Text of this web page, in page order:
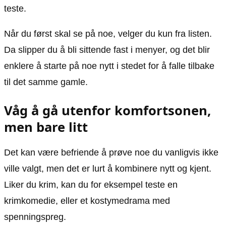
teste.
Når du først skal se på noe, velger du kun fra listen.
Da slipper du å bli sittende fast i menyer, og det blir
enklere å starte på noe nytt i stedet for å falle tilbake
til det samme gamle.
Våg å gå utenfor komfortsonen,
men bare litt
Det kan være befriende å prøve noe du vanligvis ikke
ville valgt, men det er lurt å kombinere nytt og kjent.
Liker du krim, kan du for eksempel teste en
krimkomedie, eller et kostymedrama med
spenningspreg.